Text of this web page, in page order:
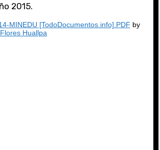
2015.
MINEDU [TodoDocumentos.info].PDF by
Huallpa